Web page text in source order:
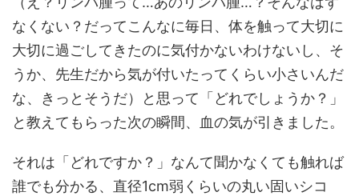
なくない？だってこんなに毎日、体を触って大切に
大切に過ごしてきたのに気付かないわけないし、そ
うか、先生だから気が付いたってくらい小さいんだ
な、きっとそうだ）と思って「どれでしょうか？」
と教えてもらった次の瞬間、血の気が引きました。
それは「どれですか？」なんて聞かなくても触れば
誰でも分かる、直径1cm弱くらいの丸い固いシコ